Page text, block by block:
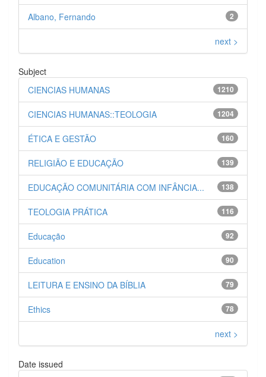
2
Albano, Fernando
next >
Subject
1210
CIENCIAS HUMANAS
1204
CIENCIAS HUMANAS::TEOLOGIA
160
ÉTICA E GESTÃO
139
RELIGIÃO E EDUCAÇÃO
138
EDUCAÇÃO COMUNITÁRIA COM INFÂNCIA...
116
TEOLOGIA PRÁTICA
92
Educação
90
Education
79
LEITURA E ENSINO DA BÍBLIA
78
Ethics
next >
Date issued